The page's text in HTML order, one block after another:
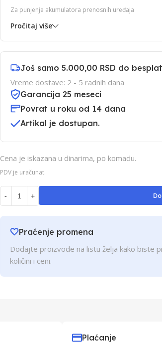
Za punjenje akumulatora prenosnih uređaja
Pročitaj više
Još samo 5.000,00 RSD do
Vreme dostave: 2 - 5 radnih dana
Garancija 25 meseci
Povrat u roku od 14 dana
Artikal je dostupan.
Cena je iskazana u dinarima, po komadu.
PDV je uračunat.
- +
Praćenje promena
Dodajte proizvode na listu želja kako biste
količini i ceni.
Plaćanje